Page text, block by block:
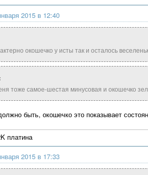
2015 в 12:40
окошечко у исты так и осталось
тоже самое-шестая минусовая и окошечко
быть, окошечко это показывает
платина
2015 в 17:33